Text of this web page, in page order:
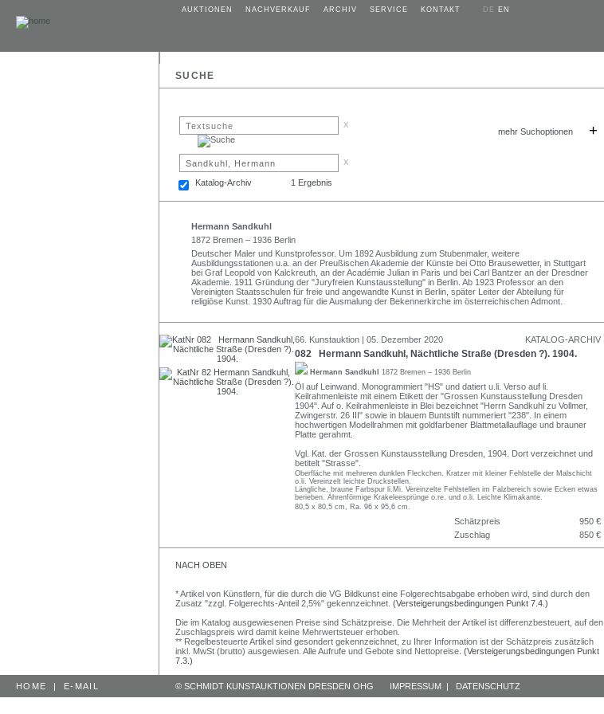
AUKTIONEN NACHVERKAUF ARCHIV SERVICE KONTAKT DE EN
SUCHE
x
mehr Suchoptionen +
x
Katalog-Archiv 1 Ergebnis
Hermann Sandkuhl
1872 Bremen – 1936 Berlin
Deutscher Maler und Kunstprofessor. Um 1892 Ausbildung zum Stubenmaler, weitere
Ausbildungsstationen u.a. an der Preußischen Akademie der Künste bei Otto Brausewetter, in Stuttgart
bei Graf Leopold von Kalckreuth, an der Académie Julian in Paris und bei Carl Bantzer an der Dresdner
Akademie. 1911 Gründung der "Juryfreien Kunstausstellung" in Berlin. Ab 1923 Professor an den
Vereinigten Staatsschulen für freie und angewandte Kunst in Berlin, später Leiter der Abteilung für
religiöse Kunst. 1930 Auftrag für die Ausmalung der Bekennerkirche im österreichischen Admont.
66. Kunstauktion | 05. Dezember 2020 KATALOG-ARCHIV
082 Hermann Sandkuhl, Nächtliche Straße (Dresden ?). 1904.
Hermann Sandkuhl 1872 Bremen – 1936 Berlin
Öl auf Leinwand. Monogrammiert "HS" und datiert u.li. Verso auf li.
Keilrahmenleiste mit einem Etikett der "Grossen Kunstausstellung Dresden
1904". Auf o. Keilrahmenleiste in Blei bezeichnet "Herrn Sandkuhl zu Vollmer,
Zwingerstr. 26 III" sowie in blauem Buntstift nummeriert "238". In einem
hochwertigen Modellrahmen mit goldfarbener Blattmetallauflage und brauner
Platte gerahmt.
Vgl. Kat. der Grossen Kunstausstellung Dresden, 1904. Dort verzeichnet und
betitelt "Strasse".
Oberfläche mit mehreren dunklen Fleckchen. Kratzer mit kleiner Fehlstelle der Malschicht
o.li. Vereinzelt leichte Druckstellen.
Längliche, braune Farbspur li.Mi. Vereinzelte Fehlstellen im Falzbereich sowie Ecken etwas
berieben. Ährenförmige Krakeleesprünge o.re. und o.li. Leichte Klimakante.
80,5 x 80,5 cm, Ra. 96 x 95,6 cm.
Schätzpreis
950 €
Zuschlag
850 €
NACH OBEN
* Artikel von Künstlern, für die durch die VG Bildkunst eine Folgerechtsabgabe erhoben wird, sind durch den
Zusatz "zzgl. Folgerechts-Anteil 2,5%" gekennzeichnet. (Versteigerungsbedingungen Punkt 7.4.)
Die im Katalog ausgewiesenen Preise sind Schätzpreise. Die Mehrheit der Artikel ist differenzbesteuert, auf den
Zuschlagspreis wird damit keine Mehrwertsteuer erhoben.
** Regelbesteuerte Artikel sind gesondert gekennzeichnet, zu Ihrer Information ist der Schätzpreis zusätzlich
inkl. MwSt (brutto) ausgewiesen. Alle Aufrufe und Gebote sind Nettopreise. (Versteigerungsbedingungen Punkt
7.3.)
HOME | E-MAIL © SCHMIDT KUNSTAUKTIONEN DRESDEN OHG IMPRESSUM | DATENSCHUTZ